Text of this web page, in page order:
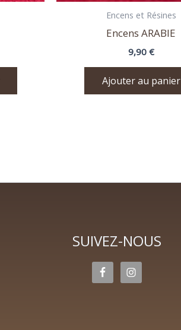
Encens et Résines
Encens ARABIE
9,90 €
Ajouter au panier
SUIVEZ-NOUS